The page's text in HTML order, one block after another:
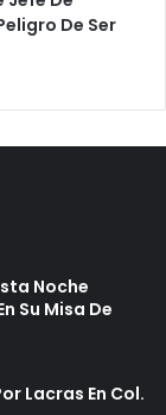
De Ser
Noche
Su Misa De
Lacras En Col.